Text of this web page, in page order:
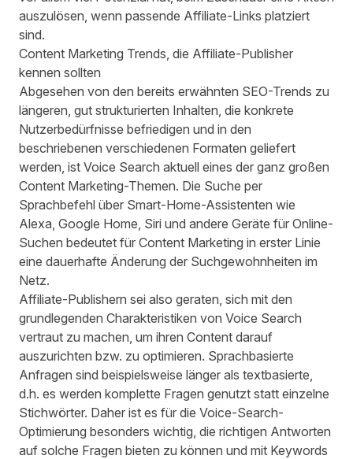
auszulösen, wenn passende Affiliate-Links platziert
sind.
Content Marketing Trends, die Affiliate-Publisher
kennen sollten
Abgesehen von den bereits erwähnten SEO-Trends zu
längeren, gut strukturierten Inhalten, die konkrete
Nutzerbedürfnisse befriedigen und in den
beschriebenen verschiedenen Formaten geliefert
werden, ist Voice Search aktuell eines der ganz großen
Content Marketing-Themen. Die Suche per
Sprachbefehl über Smart-Home-Assistenten wie
Alexa, Google Home, Siri und andere Geräte für Online-
Suchen bedeutet für Content Marketing in erster Linie
eine dauerhafte Änderung der Suchgewohnheiten im
Netz.
Affiliate-Publishern sei also geraten, sich mit den
grundlegenden Charakteristiken von Voice Search
vertraut zu machen, um ihren Content darauf
auszurichten bzw. zu optimieren. Sprachbasierte
Anfragen sind beispielsweise länger als textbasierte,
d.h. es werden komplette Fragen genutzt statt einzelne
Stichwörter. Daher ist es für die Voice-Search-
Optimierung besonders wichtig, die richtigen Antworten
auf solche Fragen bieten zu können und mit Keywords